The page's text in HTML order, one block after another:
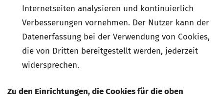
Internetseiten analysieren und kontinuierlich
Verbesserungen vornehmen. Der Nutzer kann der
Datenerfassung bei der Verwendung von Cookies,
die von Dritten bereitgestellt werden, jederzeit
widersprechen.
Zu den Einrichtungen, die Cookies für die oben